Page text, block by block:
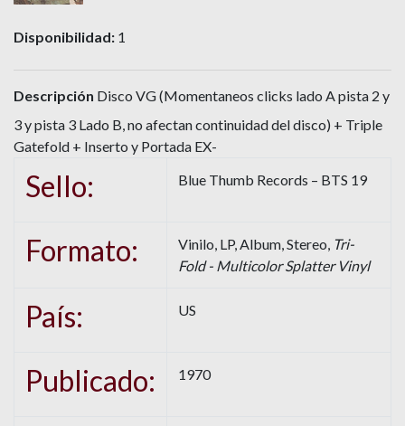
Disponibilidad: 1
Descripción Disco VG (Momentaneos clicks lado A pista 2 y
3 y pista 3 Lado B, no afectan continuidad del disco) + Triple
Gatefold + Inserto y Portada EX-
Sello: Blue Thumb Records – BTS 19
Formato: Vinilo, LP, Album, Stereo, Tri-
Fold - Multicolor Splatter Vinyl
País: US
Publicado: 1970